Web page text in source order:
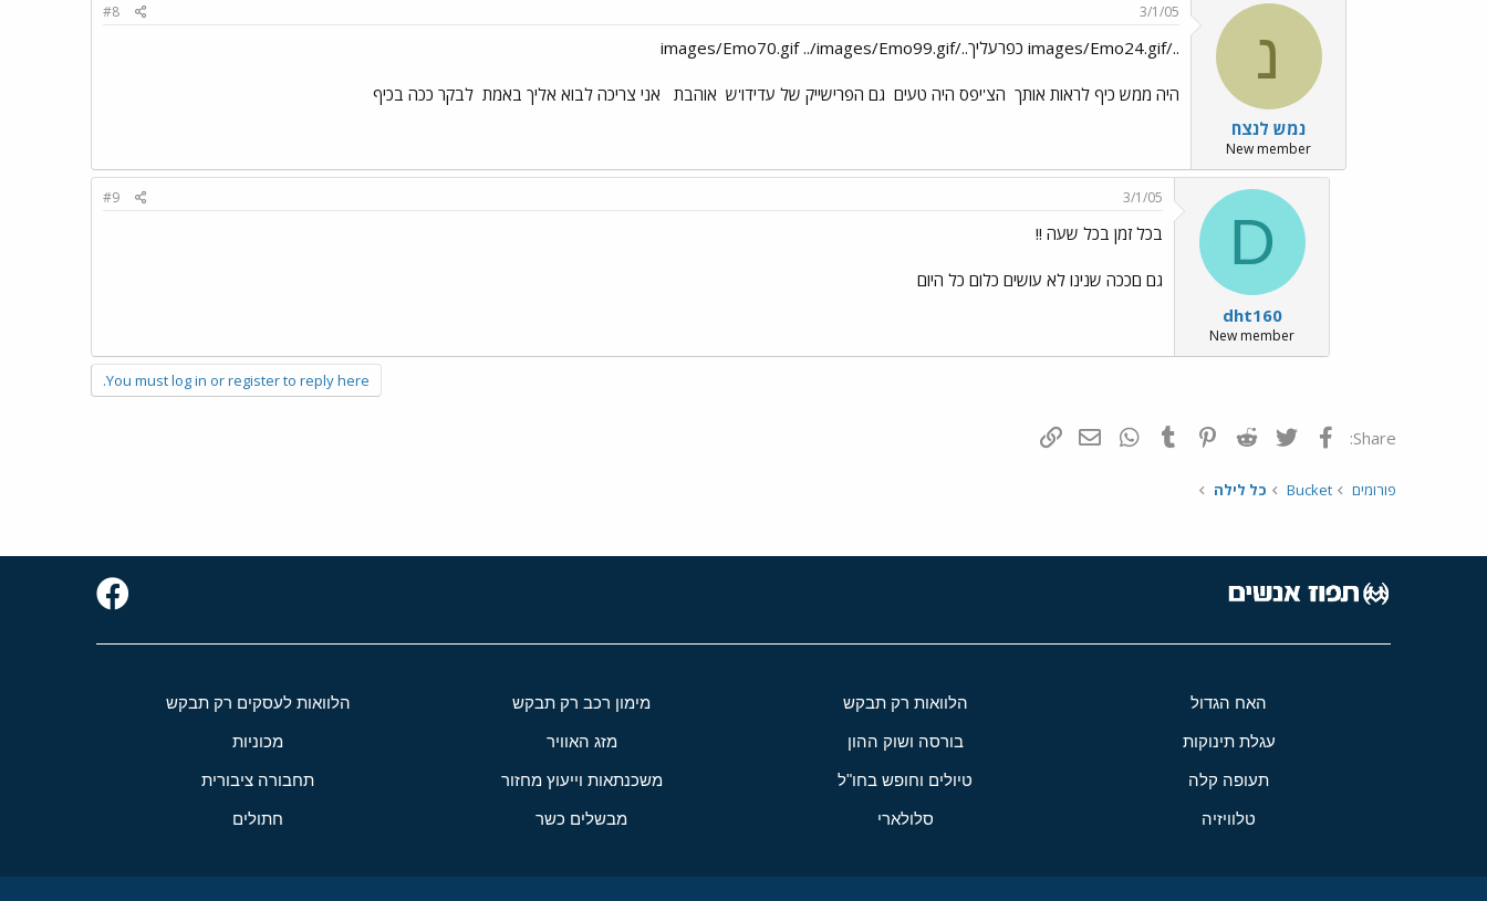
נ
נמש לנצח
New member
3/1/05
#8
../images/Emo24.gif כפרעליך../images/Emo70.gif ../images/Emo99.gif
היה ממש כיף לראות אותך הצ'יפס היה טעים גם הפרישייק של עדידו'ש אוהבת אני צריכה לבוא אליך באמת לבקר ככה בכיף
D
dht160
New member
3/1/05
#9
בכל זמן בכל שעה !!
גם םככה שנינו לא עושים כלום כל היום
You must log in or register to reply here.
Share: פייסבוק Twitter
Reddit
Pinterest
Tumblr
WhatsAppדואר אלקטרוני
פורומים Bucket כל לילה
האח הגדול הלוואות רק תבקש מימון רכב רק תבקש הלוואות לעסקים רק תבקש
עגלת תינוקות בורסה ושוק ההון מזג האוויר מכוניות
תעופה קלה טיולים וחופש בחו"ל משכנתאות וייעוץ מחזור תחבורה ציבורית
טלוויזיה סלולארי מבשלים כשר חתולים